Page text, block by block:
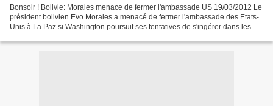
Bonsoir ! Bolivie: Morales menace de fermer l'ambassade US 19/03/2012 Le
président bolivien Evo Morales a menacé de fermer l'ambassade des Etats-
Unis à La Paz si Washington poursuit ses tentatives de s'ingérer dans les